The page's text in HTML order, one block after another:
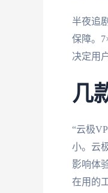
半夜追
保障。
决定用
几
“云极
小。云
影响体
在用的